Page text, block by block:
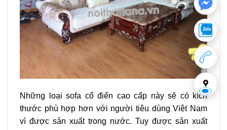
Những loại sofa cổ điển cao cấp này sẽ có kích
thước phù hợp hơn với người tiêu dùng Việt Nam
vì được sản xuất trong nước. Tuy được sản xuất